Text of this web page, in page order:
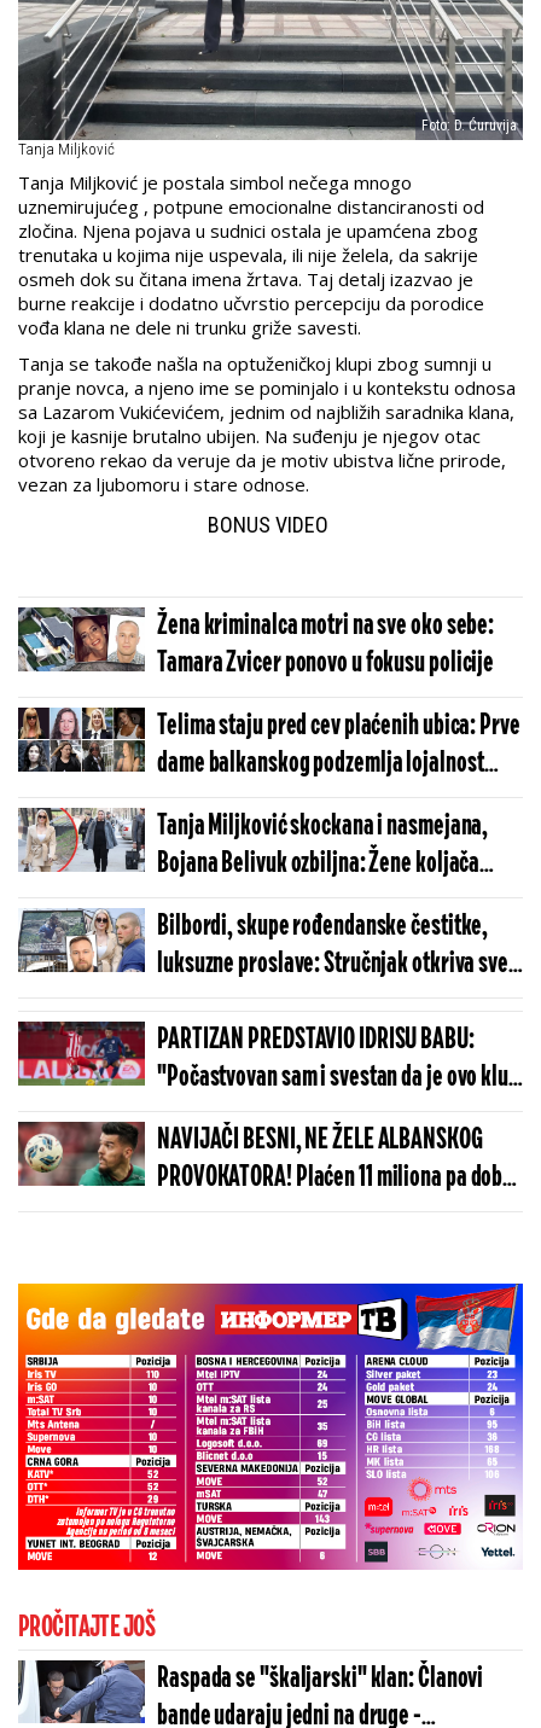
Foto: D. Ćuruvija
Tanja Miljković
Tanja Miljković je postala simbol nečega mnogo
uznemirujućeg , potpune emocionalne distanciranosti od
zločina. Njena pojava u sudnici ostala je upamćena zbog
trenutaka u kojima nije uspevala, ili nije želela, da sakrije
osmeh dok su čitana imena žrtava. Taj detalj izazvao je
burne reakcije i dodatno učvrstio percepciju da porodice
vođa klana ne dele ni trunku griže savesti.
Tanja se takođe našla na optuženičkoj klupi zbog sumnji u
pranje novca, a njeno ime se pominjalo i u kontekstu odnosa
sa Lazarom Vukićevićem, jednim od najbližih saradnika klana,
koji je kasnije brutalno ubijen. Na suđenju je njegov otac
otvoreno rekao da veruje da je motiv ubistva lične prirode,
vezan za ljubomoru i stare odnose.
BONUS VIDEO
Žena kriminalca motri na sve oko sebe:
Tamara Zvicer ponovo u fokusu policije
Telima staju pred cev plaćenih ubica: Prve
dame balkanskog podzemlja lojalnost
dokazuju životom
Tanja Miljković skockana i nasmejana,
Bojana Belivuk ozbiljna: Žene koljača
stigle na suđenje (FOTO/VIDEO)
Bilbordi, skupe rođendanske čestitke,
luksuzne proslave: Stručnjak otkriva sve o
skrivenim porukama žena
najozloglašenijih kriminalaca
PARTIZAN PREDSTAVIO IDRISU BABU:
"Počastvovan sam i svestan da je ovo klub
sa velikom istorijom"
NAVIJAČI BESNI, NE ŽELE ALBANSKOG
PROVOKATORA! Plaćen 11 miliona pa dobio
brutalnu poruku
PROČITAJTE JOŠ
Raspada se "škaljarski" klan: Članovi
bande udaraju jedni na druge -